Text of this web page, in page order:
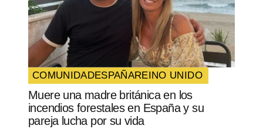
COMUNIDADESPAÑAREINO UNIDO
Muere una madre británica en los
incendios forestales en España y su
pareja lucha por su vida